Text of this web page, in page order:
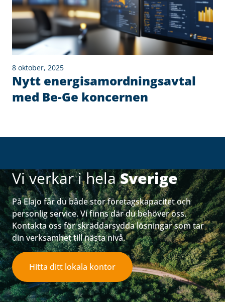
8 oktober, 2025
Nytt energisamordningsavtal
med Be-Ge koncernen
Vi verkar i helaSverige
På Elajo får du både stor företagskapacitet och
personlig service. Vi finns där du behöver oss.
Kontakta oss för skräddarsydda lösningar som tar
din verksamhet till nästa nivå.
Hitta ditt lokala kontor